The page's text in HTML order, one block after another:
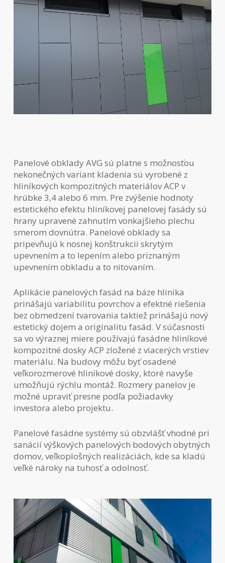
Panelové obklady AVG sú platne s možnosťou
nekonečných variant kladenia sú vyrobené z
hliníkových kompozitných materiálov ACP v
hrúbke 3,4 alebo 6 mm. Pre zvýšenie hodnoty
estetického efektu hliníkovej panelovej fasády sú
hrany upravené zahnutím vonkajšieho plechu
smerom dovnútra. Panelové obklady sa
pripevňujú k nosnej konštrukcii skrytým
upevnením a to lepením alebo priznaným
upevnením obkladu a to nitovaním.
Aplikácie panelových fasád na báze hliníka
prinášajú variabilitu povrchov a efektné riešenia
bez obmedzení tvarovania taktiež prinášajú nový
estetický dojem a originalitu fasád. V súčasnosti
sa vo výraznej miere používajú fasádne hliníkové
kompozitné dosky ACP zložené z viacerých vrstiev
materiálu. Na budovy môžu byť osadené
veľkorozmerové hliníkové dosky, ktoré navyše
umožňujú rýchlu montáž. Rozmery panelov je
možné upraviť presne podľa požiadavky
investora alebo projektu.
Panelové fasádne systémy sú obzvlášť vhodné pri
sanácií výškových panelových bodových obytných
domov, veľkoplošných realizáciách, kde sa kladú
veľké nároky na tuhosť a odolnosť.